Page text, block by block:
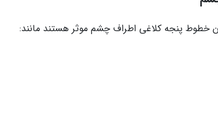
خطوط پنجه کلاغی اطراف چشم موثر هستند مانند: